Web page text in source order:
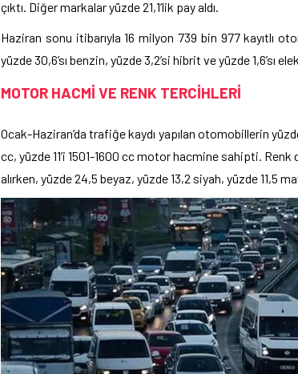
çıktı. Diğer markalar yüzde 21,1’lik pay aldı.
Haziran sonu itibarıyla 16 milyon 739 bin 977 kayıtlı
yüzde 30,6’sı benzin, yüzde 3,2’si hibrit ve yüzde 1,6’sı
MOTOR HACMİ VE RENK TERCİHLERİ
Ocak-Haziran’da trafiğe kaydı yapılan otomobillerin
cc, yüzde 11’i 1501-1600 cc motor hacmine sahipti. Renk
alırken, yüzde 24,5 beyaz, yüzde 13,2 siyah, yüzde 11,5